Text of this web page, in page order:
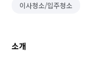
이사청소/입주청소
소개